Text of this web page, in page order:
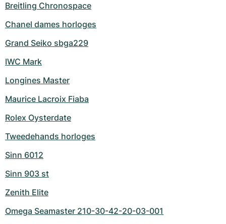
Breitling Chronospace
Chanel dames horloges
Grand Seiko sbga229
IWC Mark
Longines Master
Maurice Lacroix Fiaba
Rolex Oysterdate
Tweedehands horloges
Sinn 6012
Sinn 903 st
Zenith Elite
Omega Seamaster 210-30-42-20-03-001